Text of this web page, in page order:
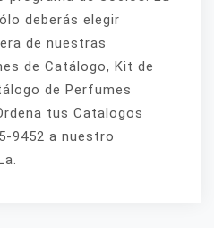
deberás elegir
de nuestras
de Catálogo, Kit de
de Perfumes
tus Catalogos
9452 a nuestro